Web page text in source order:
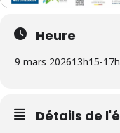
Heure
9 mars 202613h15-
Détails de